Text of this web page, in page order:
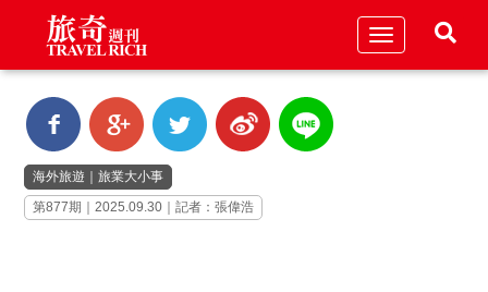
Toggle
海外旅遊 ｜旅業大小事
第877期｜2025.09.30｜記者：張偉浩